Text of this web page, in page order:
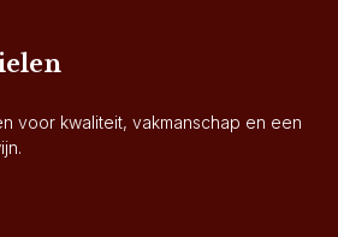
voor kwaliteit, vakmanschap en een